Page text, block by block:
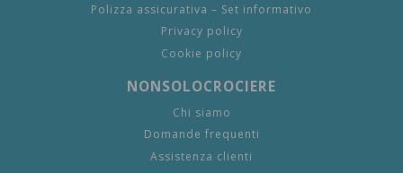
Polizza assicurativa – Set informativo
Privacy policy
Cookie policy
NONSOLOCROCIERE
Chi siamo
Domande frequenti
Assistenza clienti